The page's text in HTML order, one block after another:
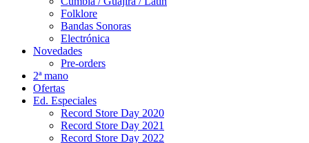
Folklore
Bandas Sonoras
Electrónica
Novedades
Pre-orders
2ª mano
Ofertas
Ed. Especiales
Record Store Day 2020
Record Store Day 2021
Record Store Day 2022